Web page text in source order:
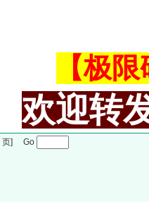
【极
欢迎转
页] Go